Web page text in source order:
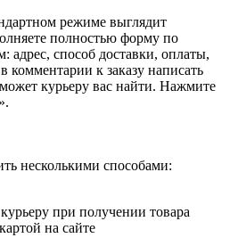
режиме выглядит
полностью форму по
адрес, способ доставки, оплаты,
комментарии к заказу написать
курьеру вас найти. Нажмите
несколькими способами:
при получении товара
на сайте